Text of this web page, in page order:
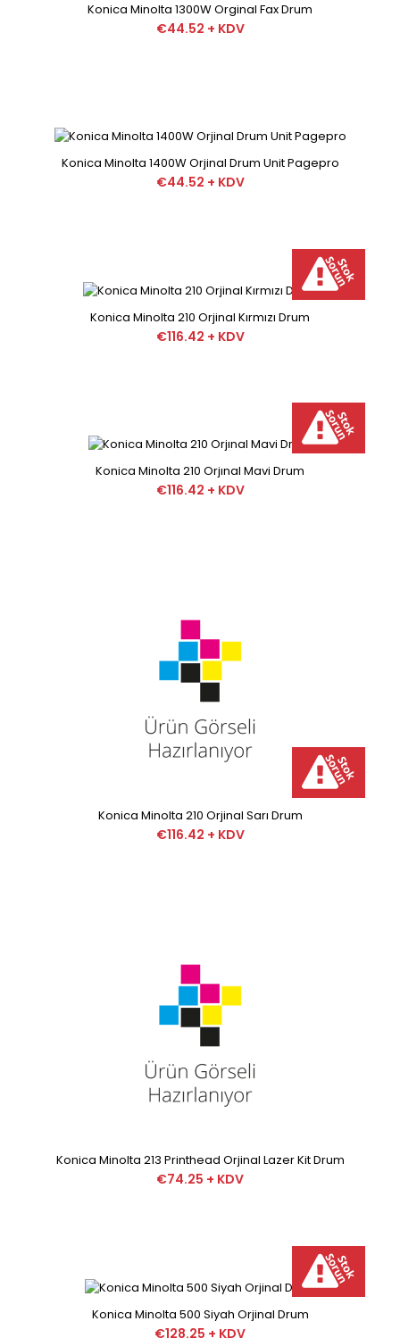
Konica Minolta 1216-1015 Orjinal Drum (00KL)
€37.62 + KDV
Konica Minolta 1216-1015 Orjinal Drum (00KL) Konica
Minolta 1216-1015 Orjinal Drum (00KL) ..
€44.52 + KDV
Konica Minolta 1300W Orginal Fax Drum Konica Minolta
1300W Orginal Fax Drum Konica minalto..
€44.52 + KDV
Minolta Orjinal Drum Unit Minolta Orjinal Drum
Unit minolta markasının fa..
Minolta 210 Kırmızı Orjinal Drum Minolta 210 Kırmızı Orjinal
Drum orjinal markasının fabri..
Konica Minolta 210 Orjınal Mavi Drum
€116.42 + KDV
Minolta 210 Mavi Orjınal Drum Minolta 210 Mavi Orjınal
Drum orjinal markasını..
Konica Minolta 1300W Orginal Fax Drum
€44.52 + KDV
Konica Minolta 1400W Orjinal Drum Unit Pagepro
€44.52 + KDV
Konica Minolta 210 Orjinal Kırmızı Drum
€116.42 + KDV
Konica Minolta 210 Orjınal Mavi Drum
€116.42 + KDV
Konica Minolta 210 Orjinal Sarı Drum
€116.42 + KDV
Konica Minolta 213 Printhead Orjinal Lazer Kit Drum
€74.25 + KDV
Konica Minolta 500 Siyah Orjinal Drum
€128.25 + KDV